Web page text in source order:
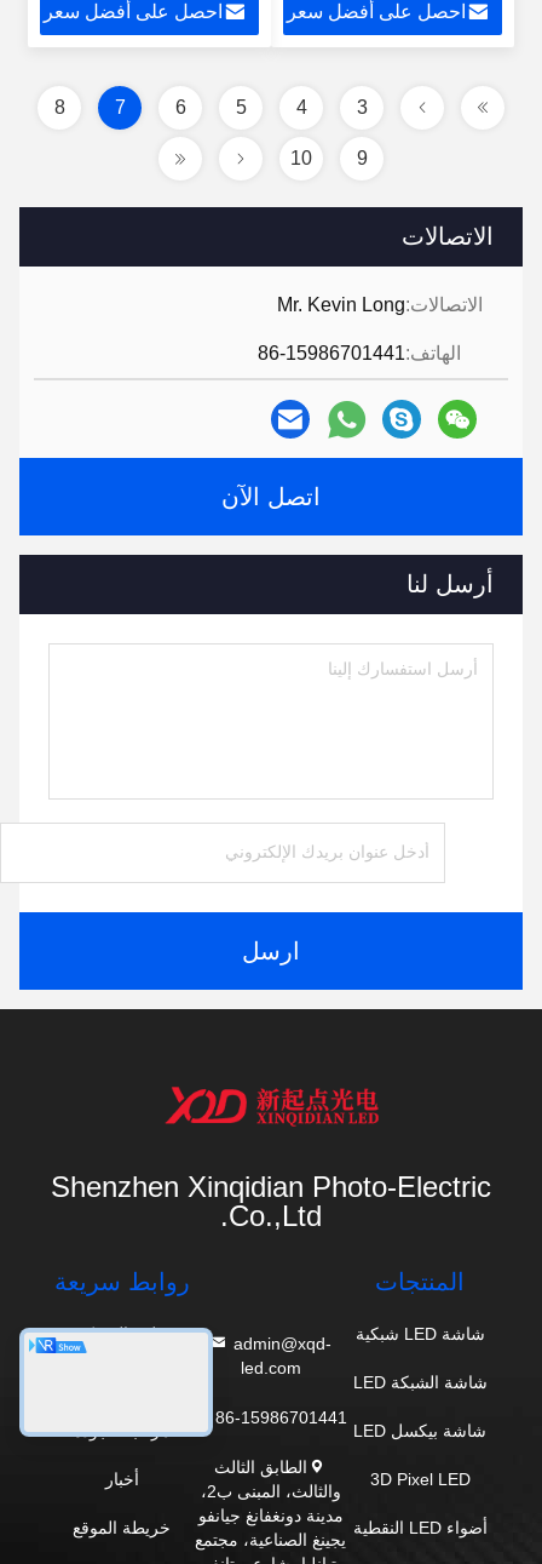
الاتصالات
الاتصالات:Mr. Kevin Long
الهاتف:86-15986701441
اتصل الآن
أرسل لنا
ارسل
احصل على أفضل سعر
احصل على أفضل سعر
3
4
5
6
7
8
9
10
Shenzhen Xinqidian Photo-Electric
Co.,Ltd.
المنتجات
شاشة LED شبكية
شاشة الشبكة LED
شاشة بيكسل LED
3D Pixel LED
أضواء LED النقطية
admin@xqd-
led.com
86-15986701441
الطابق الثالث
والثالث، المبنى ب2،
مدينة دونغفانغ جيانفو
يجينغ الصناعية، مجتمع
روابط سريعة
ملف الشركة
مراقبة الجودة
أخبار
خريطة الموقع